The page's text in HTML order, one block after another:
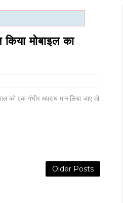
मोबाइल का
को एक गंभीर अपराध मान लिया जाए तो
Older Posts